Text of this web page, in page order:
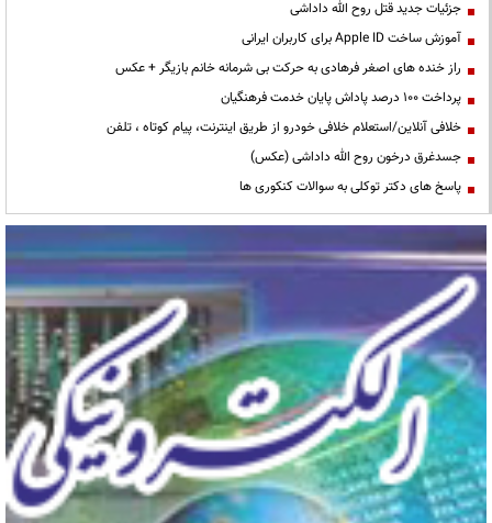
جزئیات جدید قتل روح الله داداشی
آموزش ساخت Apple ID برای کاربران ایرانی
راز خنده های اصغر فرهادی به حرکت بی شرمانه خانم بازیگر + عکس
پرداخت ۱۰۰ درصد پاداش پایان خدمت فرهنگیان
خلافی آنلاین/استعلام خلافی خودرو از طریق اینترنت، پیام کوتاه ، تلفن
جسدغرق درخون روح الله داداشی (عکس)
پاسخ های دکتر توکلی به سوالات کنکوری ها